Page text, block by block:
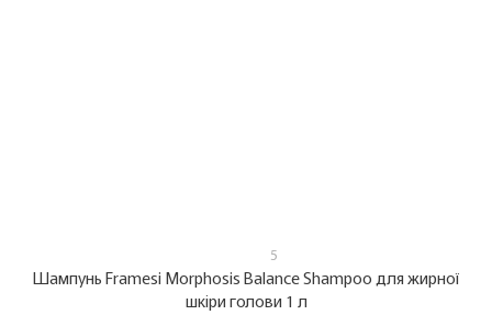
5
Шампунь Framesi Morphosis Balance Shampoo для жирної
шкіри голови 1 л